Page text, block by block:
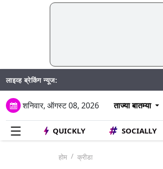
लाइव्ह ब्रेकिंग न्यूज:
शनिवार, ऑगस्ट 08, 2026 ताज्या बातम्या
QUICKLY SOCIALLY
होम क्रीडा